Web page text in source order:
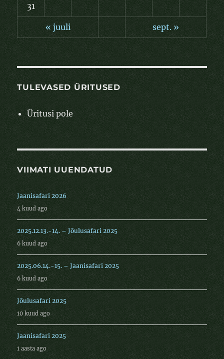
31
« juuli sept. »
TULEVASED ÜRITUSED
Üritusi pole
VIIMATI UUENDATUD
Jaanisafari 2026
4 kuud ago
2025.12.13.-14. – Jõulusafari 2025
6 kuud ago
2025.06.14.-15. – Jaanisafari 2025
6 kuud ago
Jõulusafari 2025
10 kuud ago
Jaanisafari 2025
1 aasta ago